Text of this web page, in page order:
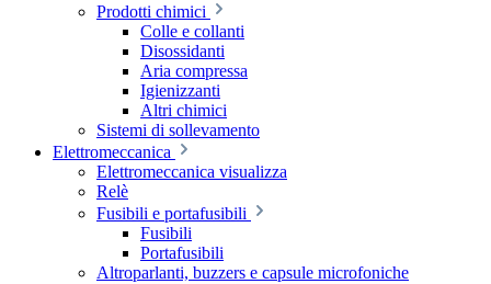
Prodotti chimici
Colle e collanti
Disossidanti
Aria compressa
Igienizzanti
Altri chimici
Sistemi di sollevamento
Elettromeccanica
Elettromeccanica visualizza
Relè
Fusibili e portafusibili
Fusibili
Portafusibili
Altroparlanti, buzzers e capsule microfoniche